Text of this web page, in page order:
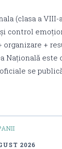
(clasa a
control
organizare +
Națională
se
2026